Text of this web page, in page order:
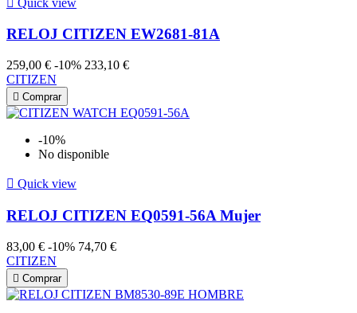
RELOJ CITIZEN EW2681-81A
259,00 € -10% 233,10 €
CITIZEN
 Comprar
-10%
No disponible
 Quick view
RELOJ CITIZEN EQ0591-56A Mujer
83,00 € -10% 74,70 €
CITIZEN
 Comprar